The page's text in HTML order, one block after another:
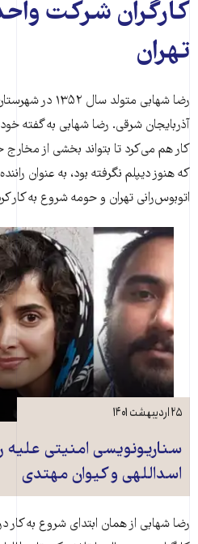
کارگران شرکت
تهران
رضا شهابی متولد
آذربایجان شرقی. رضا شهابی به گفته
کار هم می‌کرد تا بتواند بخشی از مخارج
که هنوز دیپلم نگرفته بود، به عنوان
اتوبوس‌رانی تهران و حومه شروع به کار
سناریونویسی امنیتی علیه
اسداللهی و کیوان مهتدی
۲۵ اردیبهشت ۱۴۰۱
رضا شهابی از همان ابتدای شروع به